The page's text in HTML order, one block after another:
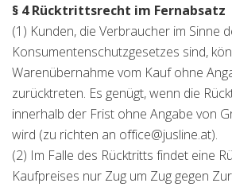
§ 4 Rücktrittsrecht im Fernabsatz
(1) Kunden, die Verbraucher im Sinne
Konsumentenschutzgesetzes sind,
Warenübernahme vom Kauf ohne
zurücktreten. Es genügt, wenn die
innerhalb der Frist ohne Angabe von
wird (zu richten an office@jusline.at).
(2) Im Falle des Rücktritts findet eine
Kaufpreises nur Zug um Zug gegen